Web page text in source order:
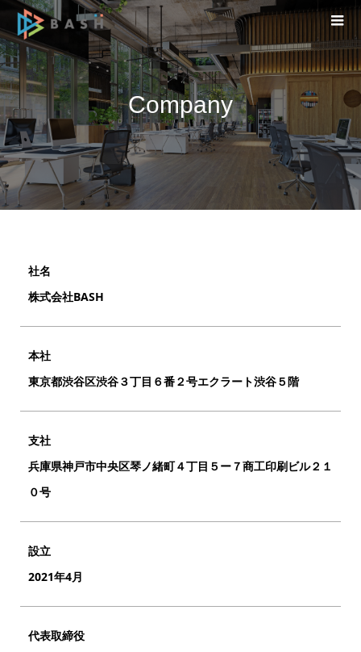
Company
社名
株式会社BASH
本社
東京都渋谷区渋谷３丁目６番２号エクラート渋谷５階
支社
兵庫県神戸市中央区琴ノ緒町４丁目５ー７商工印刷ビル２１
０号
設立
2021年4月
代表取締役